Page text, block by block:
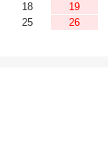
18
19
25
26